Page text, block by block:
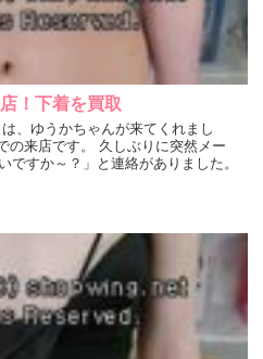
！下着を買取
、ゆうかちゃんが来てくれまし
の来店です。 久しぶりに突然メー
ですか～？」と連絡がありました。